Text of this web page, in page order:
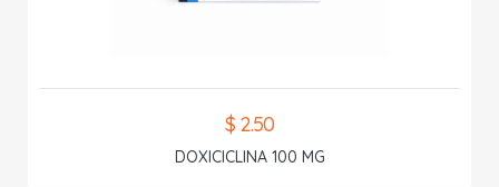
$ 2.50
DOXICICLINA 100 MG